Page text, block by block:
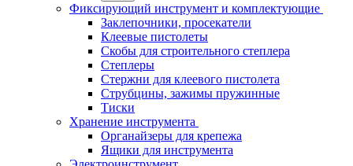
Фиксирующий инструмент и комплектующие
Заклепочники, просекатели
Клеевые пистолеты
Скобы для строительного степлера
Степлеры
Стержни для клеевого пистолета
Струбцины, зажимы пружинные
Тиски
Хранение инструмента
Органайзеры для крепежа
Ящики для инструмента